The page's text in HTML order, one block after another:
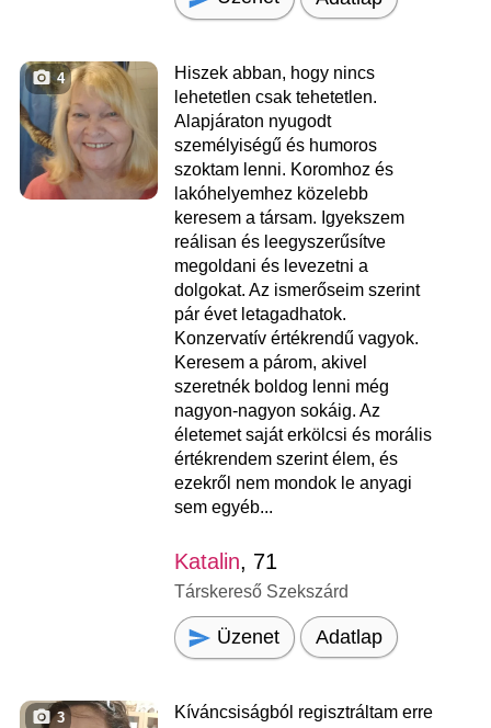
4
Hiszek abban, hogy nincs
lehetetlen csak tehetetlen.
Alapjáraton nyugodt
személyiségű és humoros
szoktam lenni. Koromhoz és
lakóhelyemhez közelebb
keresem a társam. Igyekszem
reálisan és leegyszerűsítve
megoldani és levezetni a
dolgokat. Az ismerőseim szerint
pár évet letagadhatok.
Konzervatív értékrendű vagyok.
Keresem a párom, akivel
szeretnék boldog lenni még
nagyon-nagyon sokáig. Az
életemet saját erkölcsi és morális
értékrendem szerint élem, és
ezekről nem mondok le anyagi
sem egyéb...
Katalin, 71
Társkereső Szekszárd
Üzenet Adatlap
3
Kíváncsiságból regisztráltam erre